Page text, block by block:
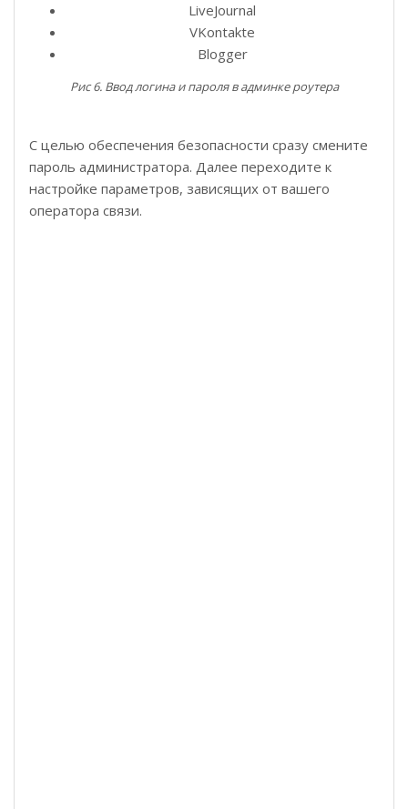
LiveJournal
VKontakte
Blogger
Рис 6. Ввод логина и пароля в админке роутера
С целью обеспечения безопасности сразу смените
пароль администратора. Далее переходите к
настройке параметров, зависящих от вашего
оператора связи.